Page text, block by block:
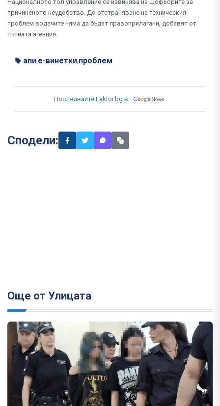
Националното тол управление се извинява на шофьорите за
причиненото неудобство. До отстраняване на техническия
проблем водачите няма да бъдат правоприлагани, добавят от
пътната агенция.
апи,е-винетки,проблем
Последвайте Faktor.bg в
Сподели:
Още от Улицата